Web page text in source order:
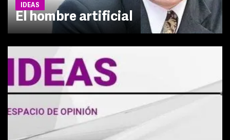
IDEAS
El hombre artificial